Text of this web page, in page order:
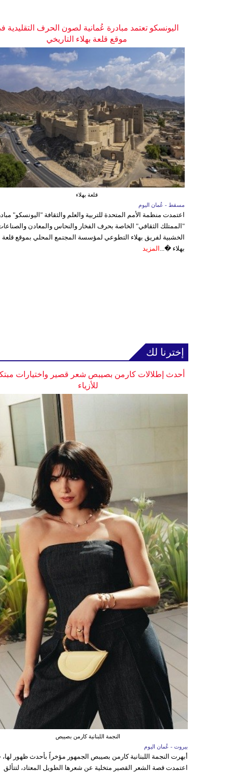
اليونسكو تعتمد مبادرة عُمانية لصون الحرف التقليدية
موقع قلعة بهلاء التاريخي
قلعة بهلاء
مسقط - عُمان اليوم
اعتمدت منظمة الأمم المتحدة للتربية والعلم والثقافة "اليونسكو"
"الممتلك الثقافي" الخاصة بحرف الفخار والنحاس والمعادن
الخشبية لفريق بهلاء التطوعي لمؤسسة المجتمع المحلي بموقع قلعة
بهلاء �... المزيد
إخترنا لك
أحدث إطلالات كارمن بصيبص شعر قصير واختيارات
للأزياء
النجمة اللبنانية كارمن بصيبص
بيروت - عُمان اليوم
أبهرت النجمة اللبنانية كارمن بصيبص الجمهور مؤخراً بأحدث ظهور
اعتمدت قصة الشعر القصير متخلية عن شعرها الطويل المعتاد، لتتألق